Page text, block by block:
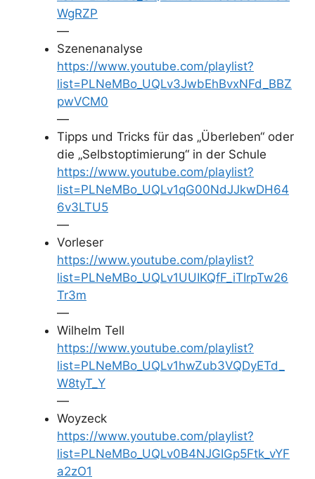
d
o
WgRZP
—
Szenenanalyse
https://www.youtube.com/playlist?
list=PLNeMBo_UQLv3JwbEhBvxNFd_BBZ
pwVCM0
—
Tipps und Tricks für das „Überleben“ oder
die „Selbstoptimierung“ in der Schule
https://www.youtube.com/playlist?
list=PLNeMBo_UQLv1qG00NdJJkwDH64
6v3LTU5
—
Vorleser
https://www.youtube.com/playlist?
list=PLNeMBo_UQLv1UUIKQfF_iTIrpTw26
Tr3m
—
Wilhelm Tell
https://www.youtube.com/playlist?
list=PLNeMBo_UQLv1hwZub3VQDyETd_
W8tyT_Y
—
Woyzeck
https://www.youtube.com/playlist?
list=PLNeMBo_UQLv0B4NJGIGp5Ftk_vYF
a2zO1